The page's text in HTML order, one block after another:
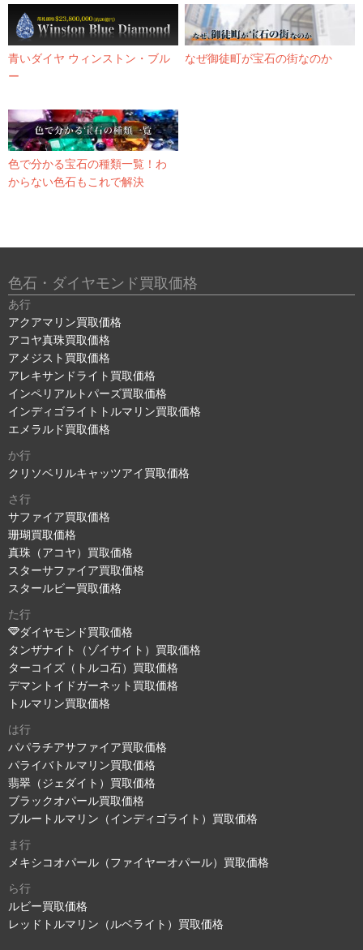
青いダイヤ ウィンストン・ブル
ー
なぜ御徒町が宝石の街なのか
色で分かる宝石の種類一覧！わ
からない色石もこれで解決
色石・ダイヤモンド買取価格
あ行
アクアマリン買取価格
アコヤ真珠買取価格
アメジスト買取価格
アレキサンドライト買取価格
インペリアルトパーズ買取価格
インディゴライトトルマリン買取価格
エメラルド買取価格
か行
クリソベリルキャッツアイ買取価格
さ行
サファイア買取価格
珊瑚買取価格
真珠（アコヤ）買取価格
スターサファイア買取価格
スタールビー買取価格
た行
ダイヤモンド買取価格
タンザナイト（ゾイサイト）買取価格
ターコイズ（トルコ石）買取価格
デマントイドガーネット買取価格
トルマリン買取価格
は行
パパラチアサファイア買取価格
パライバトルマリン買取価格
翡翠（ジェダイト）買取価格
ブラックオパール買取価格
ブルートルマリン（インディゴライト）買取価格
ま行
メキシコオパール（ファイヤーオパール）買取価格
ら行
ルビー買取価格
レッドトルマリン（ルベライト）買取価格